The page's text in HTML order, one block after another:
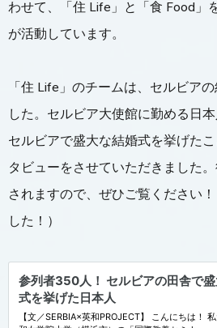
わせて、「住 Life」と「食 Food」
が活動しています。
「住 Life」のチームは、セルビア
した。セルビア大使館に勤める日
セルビアで盛大な結婚式を挙げた
タビューをさせていただきました
されますので、ぜひご覧ください
した！）